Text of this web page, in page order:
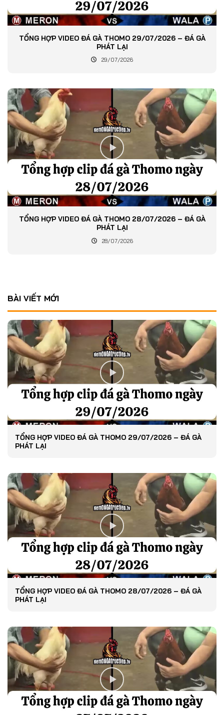
TỔNG HỢP VIDEO ĐÁ GÀ THOMO 29/07/2026 – ĐÁ GÀ
PHÁT LẠI
29/07/2026
TỔNG HỢP VIDEO ĐÁ GÀ THOMO 28/07/2026 – ĐÁ GÀ
PHÁT LẠI
28/07/2026
BÀI VIẾT MỚI
TỔNG HỢP VIDEO ĐÁ GÀ THOMO 29/07/2026 – ĐÁ GÀ
PHÁT LẠI
TỔNG HỢP VIDEO ĐÁ GÀ THOMO 28/07/2026 – ĐÁ GÀ
PHÁT LẠI